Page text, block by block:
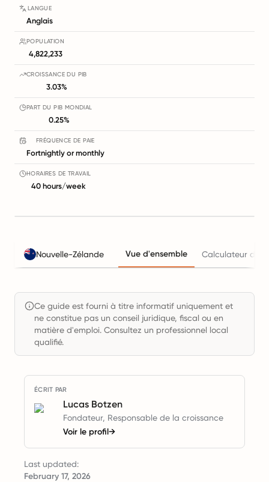
LANGUE
Anglais
POPULATION
4,822,233
CROISSANCE DU PIB
3.03%
PART DU PIB MONDIAL
0.25%
FRÉQUENCE DE PAIE
Fortnightly or monthly
HORAIRES DE TRAVAIL
40 hours/week
Nouvelle-Zélande Vue d'ensemble Calculateur du
Ce guide est fourni à titre informatif uniquement et
ne constitue pas un conseil juridique, fiscal ou en
matière d'emploi. Consultez un professionnel local
qualifié.
ÉCRIT PAR
Lucas Botzen
Fondateur, Responsable de la croissance
Voir le profil→
Last updated:
February 17, 2026